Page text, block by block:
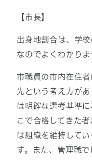
【市長】
出身地割合は、学
なのでよくわかりま
市職員の市内在住
先という考え方が
は明確な選考基準
こで合格してきた
は組織を維持して
す。また、管理職